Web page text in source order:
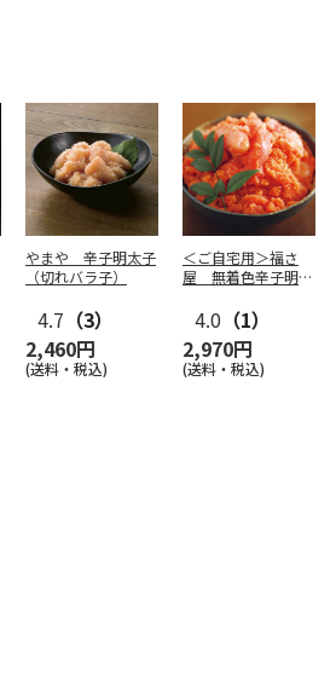
やまや 辛子明太子
（切れバラ子）
4.7 （3）
2,460円
(送料・税込)
＜ご自宅用＞福さ
屋 無着色辛子明太
4.0 （1）
2,970円
(送料・税込)